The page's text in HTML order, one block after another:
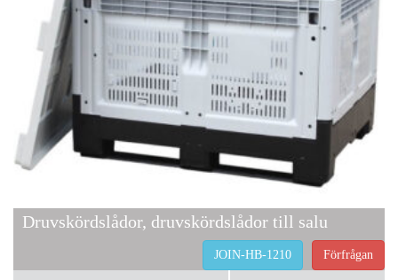
Druvskördslådor, druvskördslådor till salu
Förfrågan
JOIN-HB-1210